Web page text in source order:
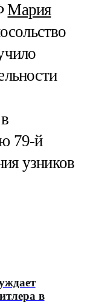
Мария
79-й
узников
в